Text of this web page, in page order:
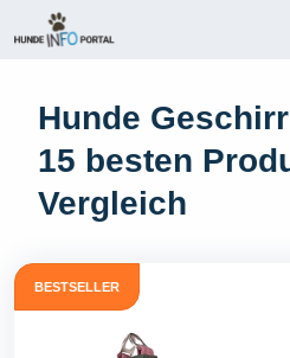
Inhalt
Hunde
15 besten
Vergleich
BESTSELLER